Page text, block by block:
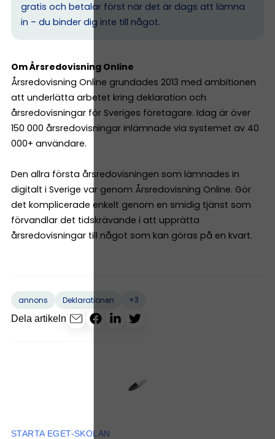
gratis och betalar först när det är dags att lämna
in – du binder dig inte till något.
Om Årsredovisning Online
Årsredovisning Online grundades 2013 med ambitionen
att underlätta arbetet kring deklaration och
årsredovisningar för Sveriges företagare. Idag är över
150 000 årsredovisningar inlämnade via systemet av 40
000+ användare.
Den allra första årsredovisningen som lämnades in
digitalt i Sverige var genom Årsredovisning Online. Gör
det komplicerade enkelt genom en smidig tjänst som
förvandlar det tidskrävande i att upprätta
årsredovisningar till något som kan göras på en kvart.
annons Deklarationen
+3
Dela artikeln
STARTA EGET-SKOLAN